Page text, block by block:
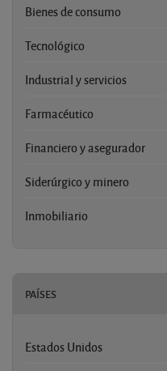
Bienes de consumo
Tecnológico
Industrial y servicios
Farmacéutico
Financiero y asegurador
Siderúrgico y minero
Inmobiliario
PAÍSES
Estados Unidos